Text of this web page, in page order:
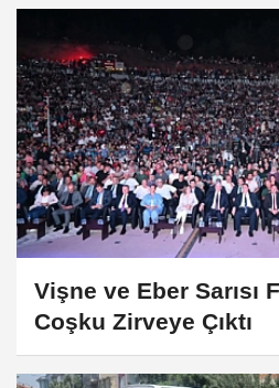
Vişne ve Eber Sarısı
Coşku Zirveye Çıktı